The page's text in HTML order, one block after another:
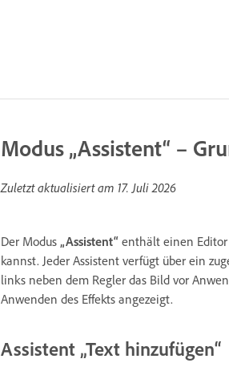
Modus „Assistent“ –
Zuletzt aktualisiert am 17. Juli 2026
Der Modus „Assistent“ enthält einen
kannst. Jeder Assistent verfügt über ein
links neben dem Regler das Bild vor
Anwenden des Effekts angezeigt.
Assistent „Text hinzufügen“